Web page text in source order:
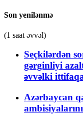
Son yenilənmə
(1 saat əvvəl)
Seçkilərdən
gərginliyi
əvvəlki ittifaqa
Azərbaycan